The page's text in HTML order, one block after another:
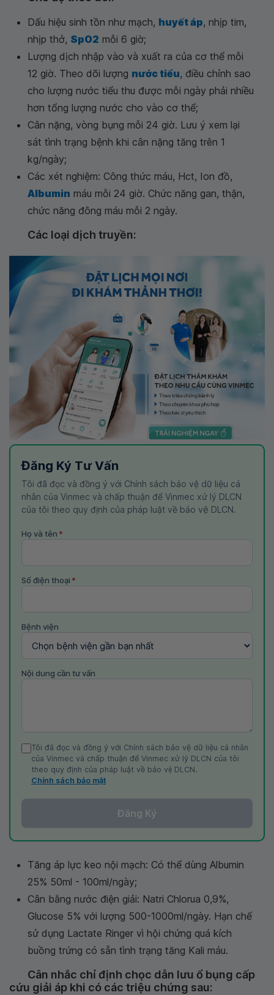
Dấu hiệu sinh tồn như mạch, huyết áp, nhịp tim,
nhịp thở, SpO2 mỗi 6 giờ;
Lượng dịch nhập vào và xuất ra của cơ thể mỗi
12 giờ. Theo dõi lượng nước tiểu, điều chỉnh sao
cho lượng nước tiểu thu được mỗi ngày phải nhiều
hơn tổng lượng nước cho vào cơ thể;
Cân nặng, vòng bụng mỗi 24 giờ. Lưu ý xem lại
sát tình trạng bệnh khi cân nặng tăng trên 1
kg/ngày;
Các xét nghiệm: Công thức máu, Hct, Ion đồ,
Albumin máu mỗi 24 giờ. Chức năng gan, thận,
chức năng đông máu mỗi 2 ngày.
Các loại dịch truyền:
Đăng Ký Tư Vấn
Tôi đã đọc và đồng ý với Chính sách bảo vệ dữ liệu cá
nhân của Vinmec và chấp thuận để Vinmec xử lý DLCN
của tôi theo quy định của pháp luật về bảo vệ DLCN.
Họ và tên *
Số điện thoại *
Bệnh viện
Nội dung cần tư vấn
Tôi đã đọc và đồng ý với Chính sách bảo vệ dữ liệu cá nhân
của Vinmec và chấp thuận để Vinmec xử lý DLCN của tôi
theo quy định của pháp luật về bảo vệ DLCN.
Chính sách bảo mật
Đăng Ký
Tăng áp lực keo nội mạch: Có thể dùng Albumin
25% 50ml - 100ml/ngày;
Cân bằng nước điện giải: Natri Chlorua 0,9%,
Glucose 5% với lượng 500-1000ml/ngày. Hạn chế
sử dụng Lactate Ringer vì hội chứng quá kích
buồng trứng có sẵn tình trạng tăng Kali máu.
Cân nhắc chỉ định chọc dẫn lưu ổ bụng cấp
cứu giải áp khi có các triệu chứng sau: